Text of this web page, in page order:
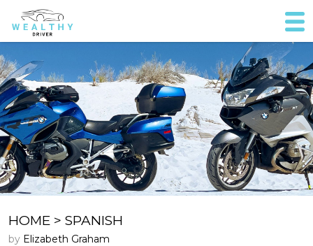
HOME > SPANISH
by Elizabeth Graham